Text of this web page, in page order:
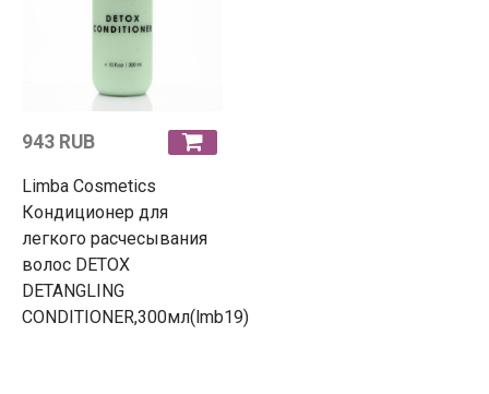
943 RUB
Limba Cosmetics
Кондиционер для
легкого расчесывания
волос DETOX
DETANGLING
CONDITIONER,300мл(lmb19)